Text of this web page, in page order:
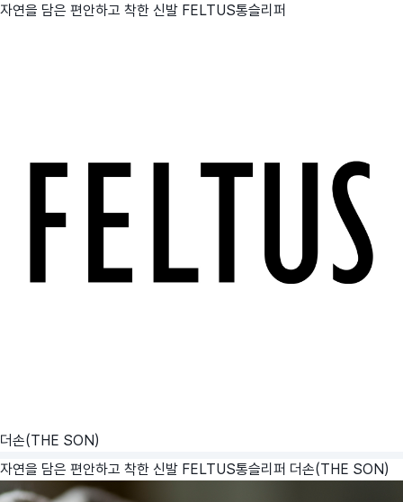
자연을 담은 편안하고 착한 신발 FELTUS통슬리퍼
더손(THE SON)
자연을 담은 편안하고 착한 신발 FELTUS통슬리퍼 더손(THE SON)